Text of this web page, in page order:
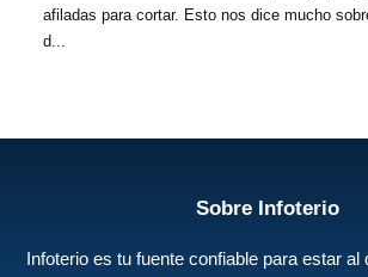
afiladas para cortar. Esto nos dice mucho
d...
Sobre Infoterio
Infoterio es tu fuente confiable para estar al